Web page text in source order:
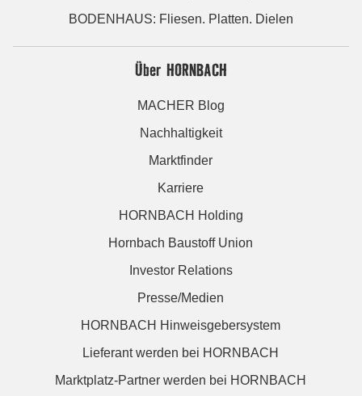
BODENHAUS: Fliesen. Platten. Dielen
Über HORNBACH
MACHER Blog
Nachhaltigkeit
Marktfinder
Karriere
HORNBACH Holding
Hornbach Baustoff Union
Investor Relations
Presse/Medien
HORNBACH Hinweisgebersystem
Lieferant werden bei HORNBACH
Marktplatz-Partner werden bei HORNBACH